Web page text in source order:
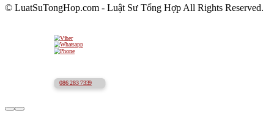
© LuatSuTongHop.com - Luật Sư Tổng Hợp All Rights Reserved.
086 283 7339